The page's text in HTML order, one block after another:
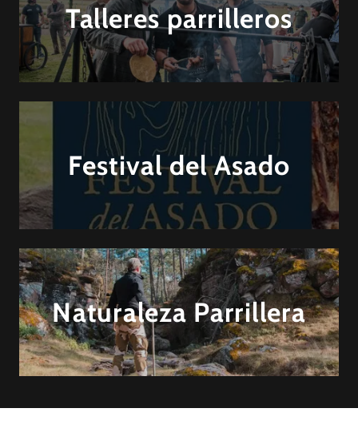
Talleres parrilleros
Festival del Asado
Naturaleza Parrillera